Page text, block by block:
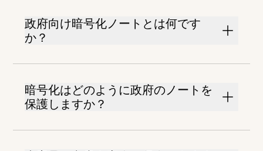
政府向け暗号化ノートとは何です
か？
暗号化はどのように政府のノートを
保護しますか？